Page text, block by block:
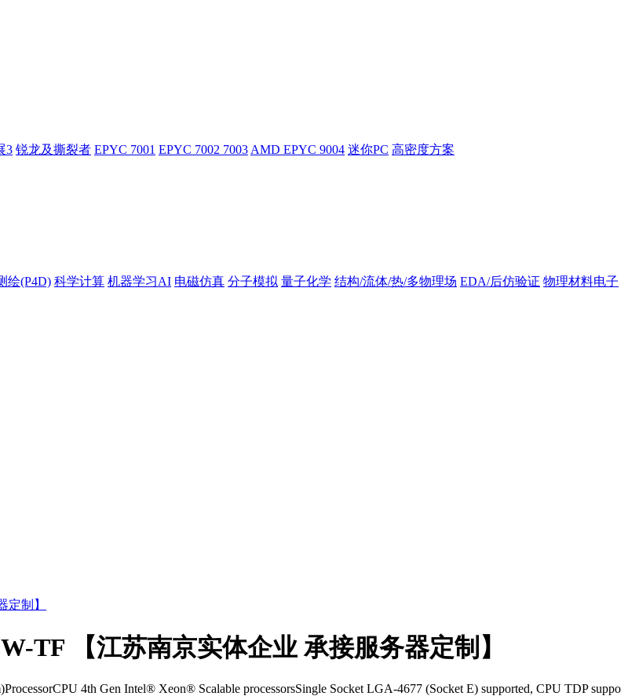
3 锐龙及撕裂者 EPYC 7001 EPYC 7002 7003 AMD EPYC 9004 迷你PC 高密度方案
绘(P4D) 科学计算 机器学习AI 电磁仿真 分子模拟 量子化学 结构/流体/热/多物理场 EDA/后仿验证 物理材料电子
TF 【江苏南京实体企业 承接服务器定制】
4th Gen Intel® Xeon® Scalable processorsSingle Socket LGA-4677 (Socket E) supported, CPU TDP suppo